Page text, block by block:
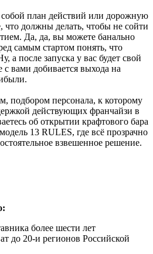
план действий или дорожную
что должны делать, чтобы не сойти
Да, да, вы можете банально
самым стартом понять, что
а после запуска у вас будет свой
вами добивается выхода на
подбором персонала, к которому
действующих франчайзи в
об открытии крафтового бара
13 RULES, где всё прозрачно
взвешенное решение.
более шести лет
до 20-и регионов Российской